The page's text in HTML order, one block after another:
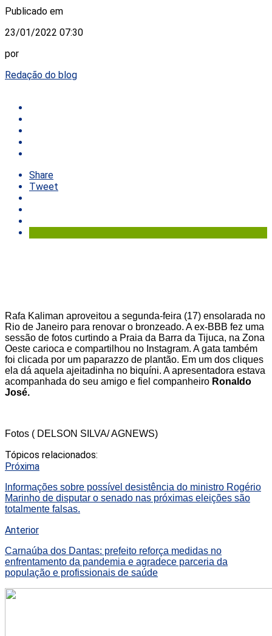
Publicado em
23/01/2022 07:30
por
Redação do blog
Share
Tweet
Rafa Kaliman aproveitou a segunda-feira (17) ensolarada no
Rio de Janeiro para renovar o bronzeado. A ex-BBB fez uma
sessão de fotos curtindo a Praia da Barra da Tijuca, na Zona
Oeste carioca e compartilhou no Instagram. A gata também
foi clicada por um paparazzo de plantão. Em um dos cliques
ela dá aquela ajeitadinha no biquíni. A apresentadora estava
acompanhada do seu amigo e fiel companheiro Ronaldo
José.
Fotos ( DELSON SILVA/ AGNEWS)
Tópicos relacionados:
Próxima
Informações sobre possível desistência do ministro Rogério
Marinho de disputar o senado nas próximas eleições são
totalmente falsas.
Anterior
Carnaúba dos Dantas: prefeito reforça medidas no
enfrentamento da pandemia e agradece parceria da
população e profissionais de saúde